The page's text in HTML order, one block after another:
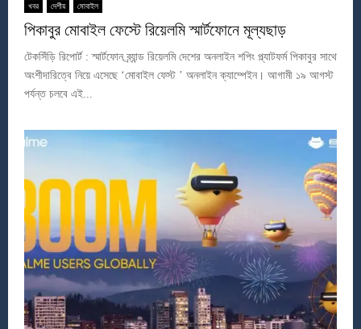
খবর দেশীয় মোবাইল
পিকাবুর মোবাইল ফেস্টে রিয়েলমি স্মার্টফোনে মূল্যছাড়
টেকসিঁড়ি রিপোর্ট : স্মার্টফোন ব্র্যান্ড রিয়েলমি দেশের অনলাইন শপিং প্ল্যাটফর্ম পিকাবুর সাথে
অংশীদারিত্বে নিয়ে এসেছে ‘মোবাইল ফেস্ট ’ অনলাইন ক্যাম্পেইন। আগামী ১৯ আগস্ট
পর্যন্ত চলবে এই...